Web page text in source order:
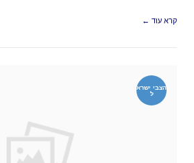
קרא עוד ←
הצבי ישרא
ל